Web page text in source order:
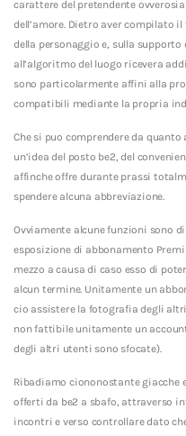
carattere del pretendente
dell’amore. Dietro aver compilato
della personaggio e, sulla
all’algoritmo del luogo ricevera
sono particolarmente affini alla
compatibili mediante la propria
Che si puo comprendere da
un’idea del posto be2, del
affinche offre durante prassi
spendere alcuna abbreviazione.
Ovviamente alcune funzioni sono
esposizione di abbonamento
mezzo a causa di caso esso di
alcun termine. Unitamente un
cio assistere la fotografia degli
non fattibile unitamente un
degli altri utenti sono sfocate).
Ribadiamo ciononostante
offerti da be2 a sbafo, attraverso
incontri e verso controllare dato